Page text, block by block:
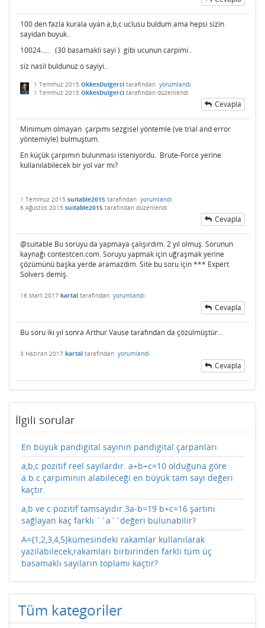
100 den fazla kurala uyan a,b,c uclusu buldum ama hepsi sizin
sayidan buyuk..
10024..... (30 basamakli sayi ) gibi ucunun carpimi..
siz nasil buldunuz o sayiyi..
1 Temmuz 2015 OkkesDulgerci tarafından yorumlandı
1 Temmuz 2015 OkkesDulgerci tarafından düzenlendi
Cevapla
Minimum olmayan çarpımı sezgisel yöntemle (ve trial and error
yöntemiyle) bulmuştum.
En küçük çarpımın bulunması isteniyordu. Brute-Force yerine
kullanılabilecek bir yol var mı?
1 Temmuz 2015 suitable2015 tarafından yorumlandı
6 Ağustos 2015 suitable2015 tarafından düzenlendi
Cevapla
@suitable Bu soruyu da yapmaya çalışırdım. 2 yıl olmuş. Sorunun
kaynağı contestcen.com. Soruyu yapmak için uğraşmak yerine
çözümünü başka yerde aramazdım. Site bu soru için *** Expert
Solvers demiş.
16 Mart 2017 kartal tarafından yorumlandı
Cevapla
Bu soru iki yıl sonra Arthur Vause tarafından da çözülmüştür...
3 Haziran 2017 kartal tarafından yorumlandı
Cevapla
İlgili sorular
En büyük pandigital sayının pandigital çarpanları
a,b,c pozitif reel sayılardır. a+b+c=10 olduğuna göre
a.b.c çarpımının alabileceği en büyük tam sayı değeri
kaçtır.
a,b ve c pozitif tamsayıdır.3a-b=19 b+c=16 şartını
sağlayan kaç farklı ``a``değeri bulunabilir?
A={1,2,3,4,5}kümesindeki rakamlar kullanılarak
yazilabilecek,rakamları birbirinden farklı tüm üç
basamaklı sayıların toplamı kaçtır?
Tüm kategoriler